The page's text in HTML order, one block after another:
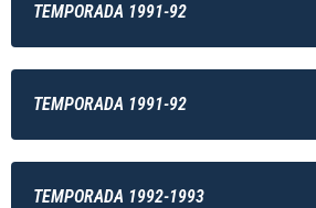
TEMPORADA 1991-92
TEMPORADA 1991-92
TEMPORADA 1992-1993